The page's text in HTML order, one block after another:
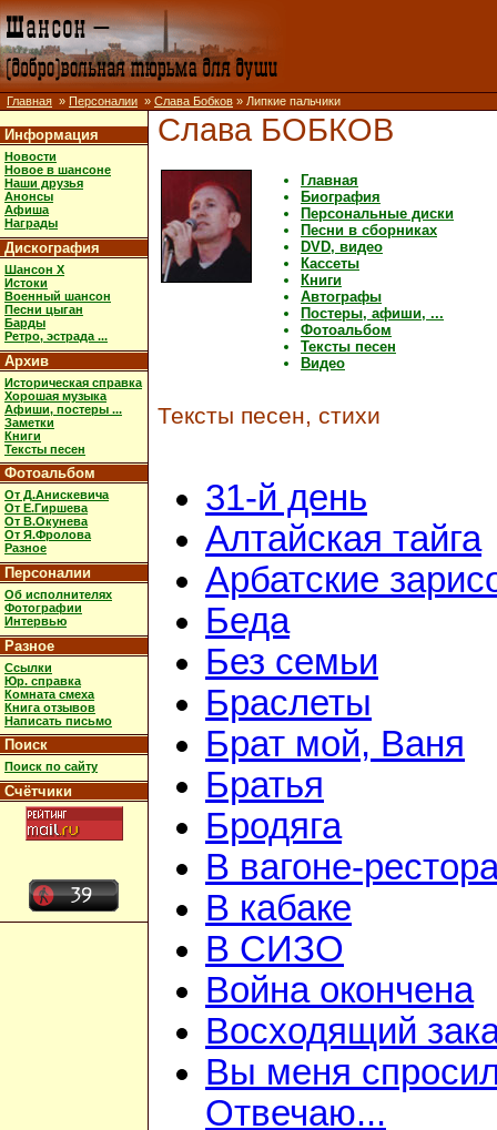
Главная » Персоналии » Слава Бобков » Липкие пальчики
Информация
Новости
Новое в шансоне
Наши друзья
Анонсы
Афиша
Награды
Дискография
Шансон X
Истоки
Военный шансон
Песни цыган
Барды
Ретро, эстрада ...
Архив
Историческая справка
Хорошая музыка
Афиши, постеры ...
Заметки
Книги
Тексты песен
Фотоальбом
От Д.Анискевича
От Е.Гиршева
От В.Окунева
От Я.Фролова
Разное
Персоналии
Об исполнителях
Фотографии
Интервью
Разное
Ссылки
Юр. справка
Комната смеха
Книга отзывов
Написать письмо
Поиск
Поиск по сайту
Счётчики
Слава БОБКОВ
Главная
Биография
Персональные диски
Песни в сборниках
DVD, видео
Кассеты
Книги
Автографы
Постеры, афиши, ...
Фотоальбом
Тексты песен
Видео
Тексты песен, стихи
31-й день
Алтайская тайга
Арбатские
Беда
Без семьи
Браслеты
Брат мой, Ваня
Братья
Бродяга
В вагоне-
В кабаке
В СИЗО
Война окончена
Восходящий
Вы меня
Отвечаю...